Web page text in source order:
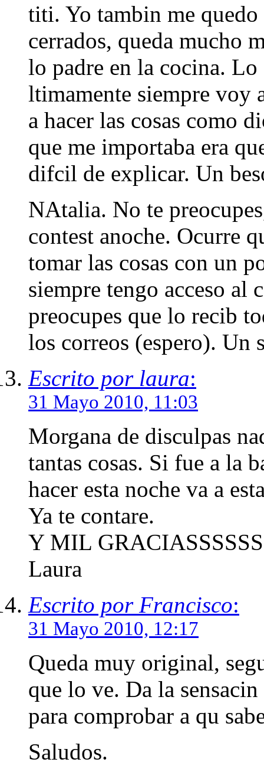
titi. Yo tambin me
cerrados, queda mucho
lo padre en la cocina. Lo
ltimamente siempre voy
a hacer las cosas como
que me importaba era
difcil de explicar. Un
NAtalia. No te
contest anoche. Ocurre
tomar las cosas con un
siempre tengo acceso al
preocupes que lo recib
los correos (espero). Un
Escrito por laura:
31 Mayo 2010, 11:03
Morgana de disculpas
tantas cosas. Si fue a la
hacer esta noche va a
Ya te contare.
Y MIL
Laura
Escrito por Francisco:
31 Mayo 2010, 12:17
Queda muy original,
que lo ve. Da la
para comprobar a qu
Saludos.